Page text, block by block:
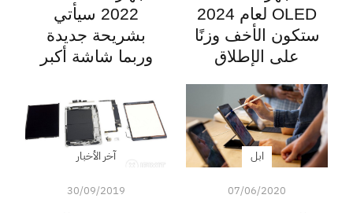
OLED لعام 2024
ستكون الأخف وزنًا
على الإطلاق
2022 سيأتي
بشريحة جديدة
وربما شاشة أكبر
ابل
07/06/2020
آخر الأخبار
30/09/2019